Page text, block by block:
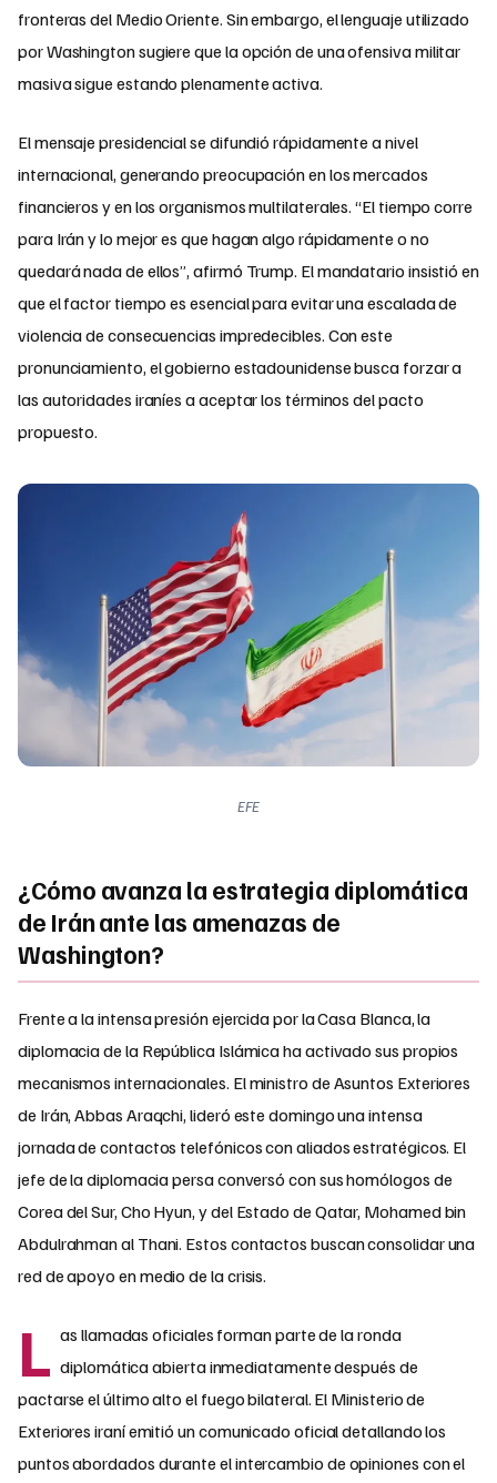
fronteras del Medio Oriente. Sin embargo, el lenguaje utilizado
por Washington sugiere que la opción de una ofensiva militar
masiva sigue estando plenamente activa.
El mensaje presidencial se difundió rápidamente a nivel
internacional, generando preocupación en los mercados
financieros y en los organismos multilaterales. “El tiempo corre
para Irán y lo mejor es que hagan algo rápidamente o no
quedará nada de ellos”, afirmó Trump. El mandatario insistió en
que el factor tiempo es esencial para evitar una escalada de
violencia de consecuencias impredecibles. Con este
pronunciamiento, el gobierno estadounidense busca forzar a
las autoridades iraníes a aceptar los términos del pacto
propuesto.
EFE
¿Cómo avanza la estrategia diplomática
de Irán ante las amenazas de
Washington?
Frente a la intensa presión ejercida por la Casa Blanca, la
diplomacia de la República Islámica ha activado sus propios
mecanismos internacionales. El ministro de Asuntos Exteriores
de Irán, Abbas Araqchi, lideró este domingo una intensa
jornada de contactos telefónicos con aliados estratégicos. El
jefe de la diplomacia persa conversó con sus homólogos de
Corea del Sur, Cho Hyun, y del Estado de Qatar, Mohamed bin
Abdulrahman al Thani. Estos contactos buscan consolidar una
red de apoyo en medio de la crisis.
L as llamadas oficiales forman parte de la ronda
diplomática abierta inmediatamente después de
pactarse el último alto el fuego bilateral. El Ministerio de
Exteriores iraní emitió un comunicado oficial detallando los
puntos abordados durante el intercambio de opiniones con el